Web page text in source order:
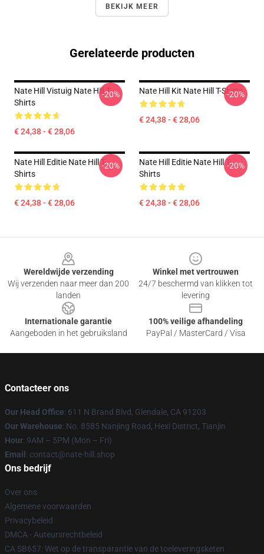
BEKIJK MEER
Gerelateerde producten
Nate Hill Vistuig Nate Hill T-
Shirts
€ 24,38 - € 28,06
-20% Nate Hill Kit Nate Hill T-Shirts
€ 24,38 - € 28,06
-20%
Nate Hill Editie Nate Hill T-
Shirts
€ 24,38 - € 28,06
-20%
Nate Hill Editie Nate Hill T-
Shirts
€ 24,38 - € 28,06
-20%
Wereldwijde verzending
Wij verzenden naar meer dan 200
landen
Winkel met vertrouwen
24/7 beschermd van klikken tot
levering
Internationale garantie
Aangeboden in het gebruiksland
100% veilige afhandeling
PayPal / MasterCard / Visa
Contacteer ons
Our Head Office: 611 N Brand Blvd, Glendale, CA 91203
Our Warehouse: No. 8585 Nanjing Road, Hexi District, Tianjin
Hour: 9AM – 5PM (Mon – Fri)
Email : contact@nate-hill.shop
Ons bedrijf
Over ons
Algemene voorwaarden
Privacybeleid
DMCA - Auteursrechtbeleid
CA SB657: Wet op de transparantie van de toeleveringsketen